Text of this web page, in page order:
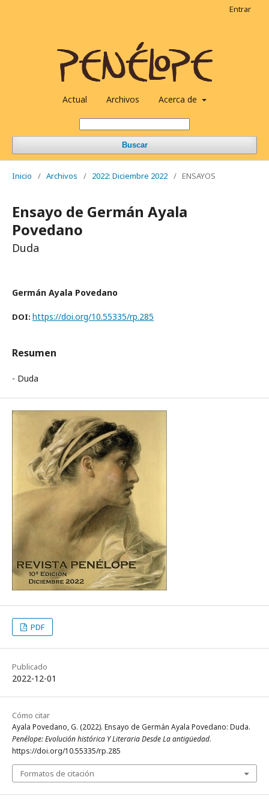
Actual Archivos Acerca de
Buscar
Entrar
Inicio / Archivos / 2022: Diciembre 2022 / ENSAYOS
Ensayo de Germán Ayala
Povedano
Duda
Germán Ayala Povedano
DOI: https://doi.org/10.55335/rp.285
Resumen
- Duda
PDF
Publicado
2022-12-01
Cómo citar
Ayala Povedano, G. (2022). Ensayo de Germán Ayala Povedano: Duda.
Penélope: Evolución histórica Y Literaria Desde La antigüedad.
https://doi.org/10.55335/rp.285
Formatos de citación